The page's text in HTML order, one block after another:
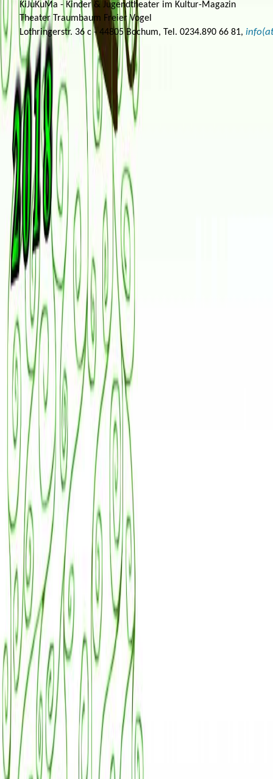
KiJuKuMa - Kinder & Jugendtheater im Kultur-Magazin
Theater Traumbaum Freier Vogel
Lothringerstr. 36 c - 44805 Bochum, Tel. 0234.890 66 81,